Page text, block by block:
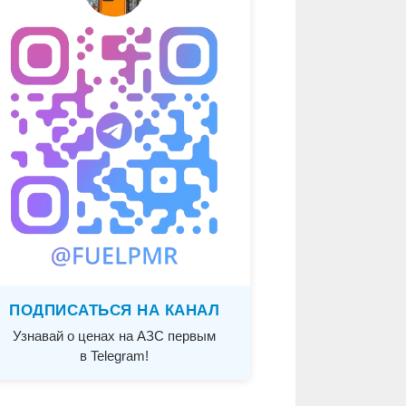
ПОДПИСАТЬСЯ НА КАНАЛ
Узнавай о ценах на АЗС первым
в Telegram!